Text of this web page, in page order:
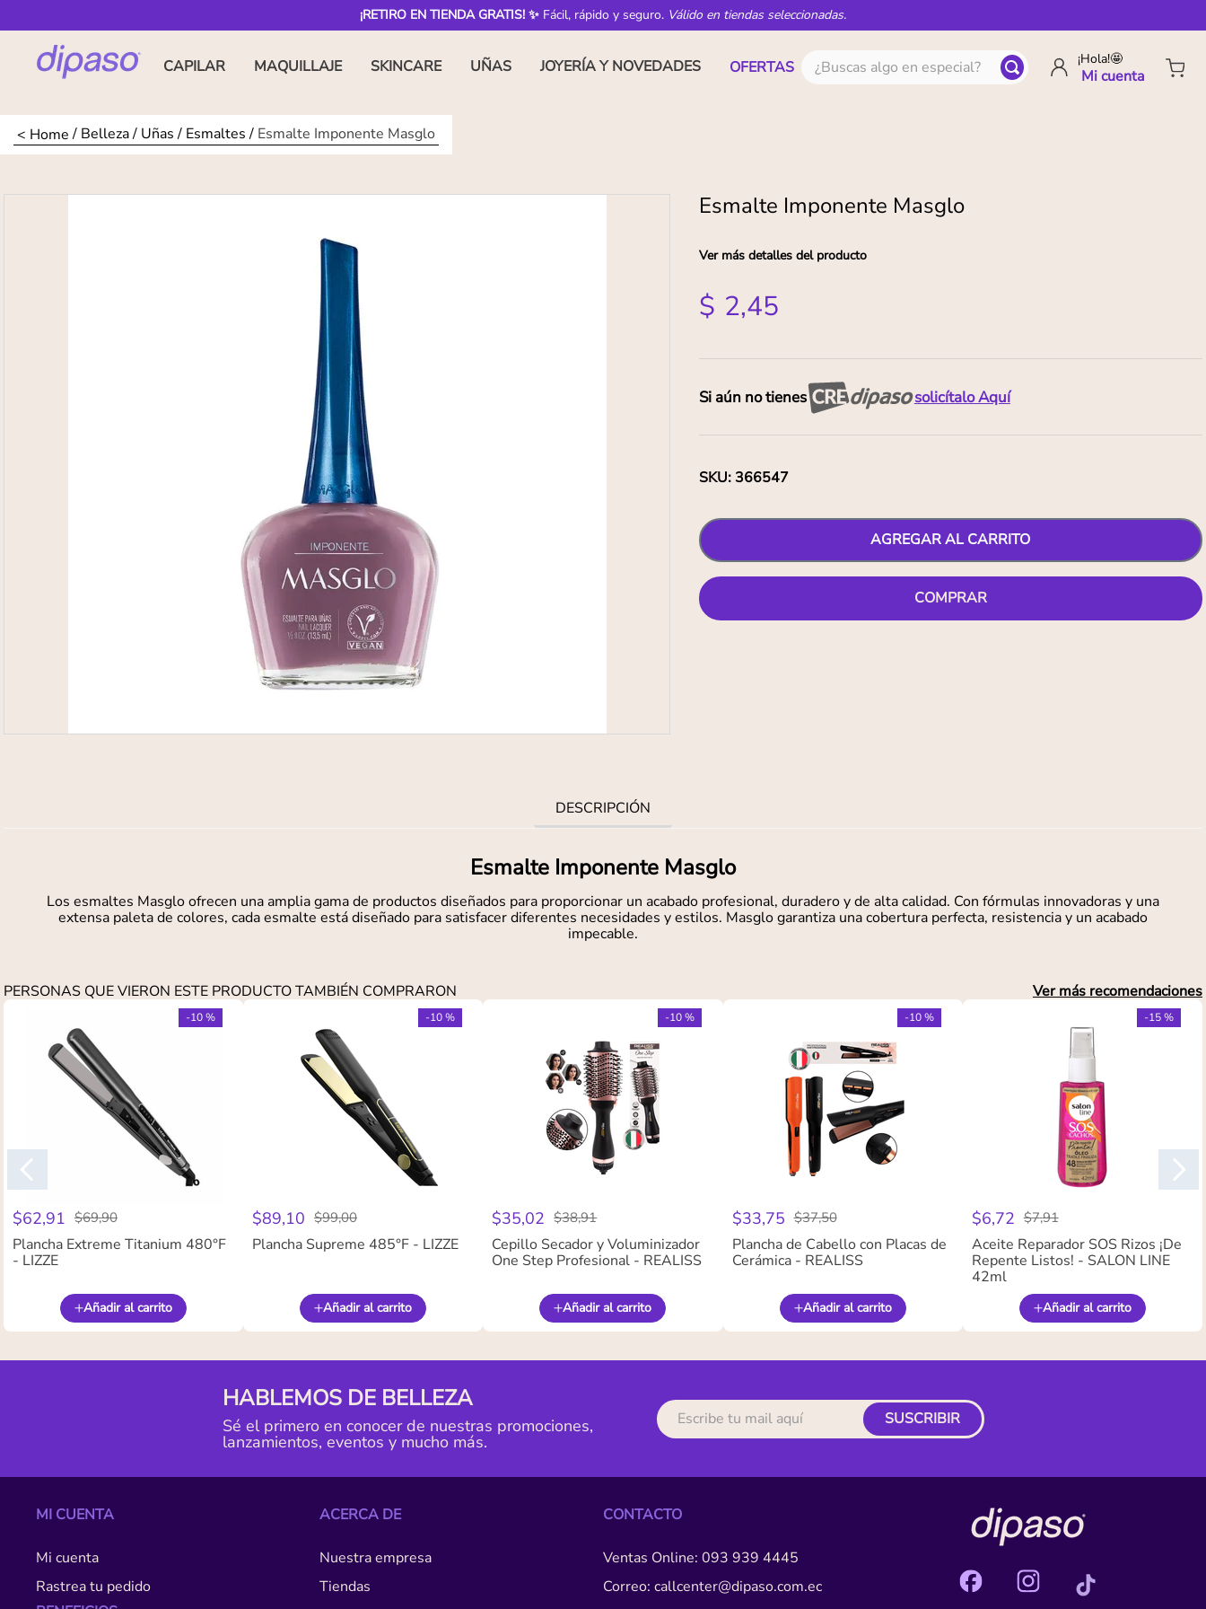
¡RETIRO EN TIENDA GRATIS! ✨ Fácil, rápido y seguro. Válido en tiendas seleccionadas.
CAPILAR MAQUILLAJE SKINCARE UÑAS JOYERÍA Y NOVEDADES OFERTAS ¿Buscas algo en especial? ¡Hola!🤩
Belleza Uñas Esmaltes Esmalte Imponente Masglo
Esmalte Imponente Masglo
Ver más detalles del producto
$ 2,45
Si aún no tienes solicítalo Aquí
SKU: 366547
AGREGAR AL CARRITO
COMPRAR
DESCRIPCIÓN
Esmalte Imponente Masglo
Los esmaltes Masglo ofrecen una amplia gama de productos diseñados para proporcionar un acabado profesional, duradero y de alta calidad. Con fórmulas innovadoras y una
extensa paleta de colores, cada esmalte está diseñado para satisfacer diferentes necesidades y estilos. Masglo garantiza una cobertura perfecta, resistencia y un acabado
impecable.
PERSONAS QUE VIERON ESTE PRODUCTO TAMBIÉN COMPRARON Ver más recomendaciones
-10 %
$62,91 $69,90
Plancha Extreme Titanium 480°F
- LIZZE
Añadir al carrito
-10 %
$89,10 $99,00
Plancha Supreme 485°F - LIZZE
Añadir al carrito
-10 %
$35,02 $38,91
Cepillo Secador y Voluminizador
One Step Profesional - REALISS
Añadir al carrito
-10 %
$33,75 $37,50
Plancha de Cabello con Placas de
Cerámica - REALISS
Añadir al carrito
-15 %
$6,72 $7,91
Aceite Reparador SOS Rizos ¡De
Repente Listos! - SALON LINE
42ml
Añadir al carrito
HABLEMOS DE BELLEZA
Sé el primero en conocer de nuestras promociones,
lanzamientos, eventos y mucho más.
SUSCRIBIR
MI CUENTA
Mi cuenta
Rastrea tu pedido
ACERCA DE
Nuestra empresa
Tiendas
CONTACTO
Ventas Online: 093 939 4445
Correo: callcenter@dipaso.com.ec